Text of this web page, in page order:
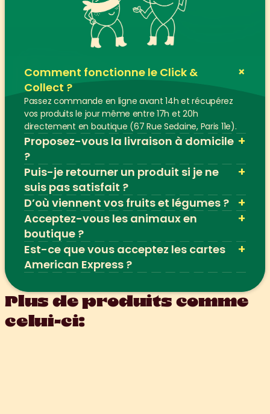
Comment fonctionne le Click &
Collect ?
+
Passez commande en ligne avant 14h et récupérez
vos produits le jour même entre 17h et 20h
directement en boutique (67 Rue Sedaine, Paris 11e).
Proposez-vous la livraison à domicile
?
+
Puis-je retourner un produit si je ne
suis pas satisfait ?
+
D’où viennent vos fruits et légumes ? +
Acceptez-vous les animaux en
boutique ?
+
Est-ce que vous acceptez les cartes
American Express ?
+
Plus de produits comme
celui-ci: